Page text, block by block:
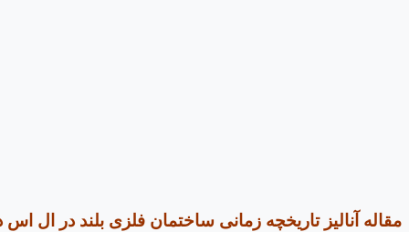
مقاله آنالیز تاریخچه زمانی ساختمان فلزی بلند در ال اس